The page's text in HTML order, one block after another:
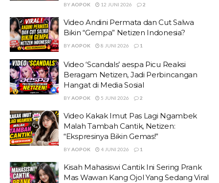
BYAOPOK 12 JUNI 2026 2
Video Andini Permata dan Cut Salwa
Bikin “Gempa” Netizen Indonesia?
BYAOPOK 8 JUNI 2026 1
Video ‘Scandals’ aespa Picu Reaksi
Beragam Netizen, Jadi Perbincangan
Hangat di Media Sosial
BYAOPOK 5 JUNI 2026 2
Video Kakak Imut Pas Lagi Ngambek
Malah Tambah Cantik, Netizen:
“Ekspresinya Bikin Gemas!”
BYAOPOK 4 JUNI 2026 1
Kisah Mahasiswi Cantik Ini Sering Prank
Mas Wawan Kang Ojol Yang Sedang Viral